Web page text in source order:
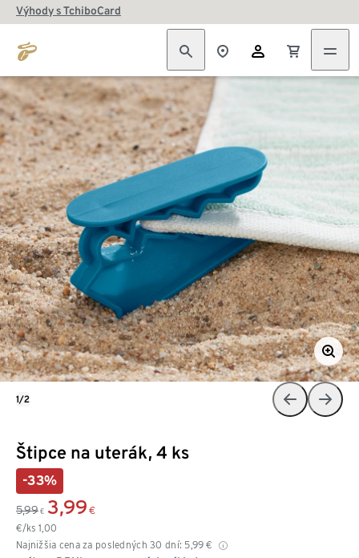
Výhody s TchiboCard
Štipce na uterák, 4 ks
-33%
5,99 € 3,99 €
€/ks 1,00
Najnižšia cena za posledných 30 dní: 5,99 €
1/2